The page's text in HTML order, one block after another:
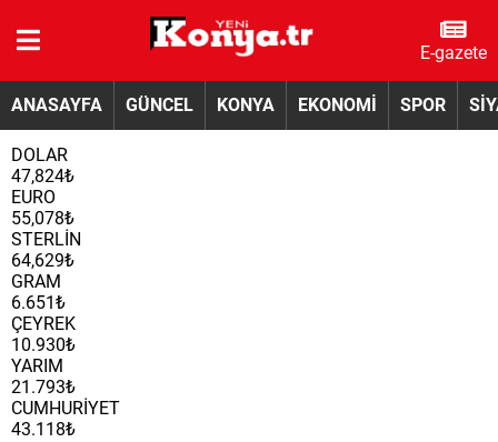
E-gazete
ANASAYFA GÜNCEL KONYA EKONOMİ SPOR
DOLAR
47,824₺
EURO
55,078₺
STERLİN
64,629₺
GRAM
6.651₺
ÇEYREK
10.930₺
YARIM
21.793₺
CUMHURİYET
43.118₺